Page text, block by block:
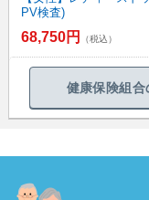
PV検査)
68,750円 （税込）
健康保険組